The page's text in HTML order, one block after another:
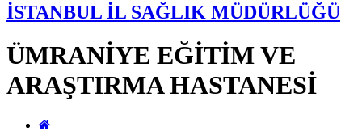
İSTANBUL İL SAĞLIK MÜDÜRLÜĞÜ
ÜMRANİYE EĞİTİM VE
ARAŞTIRMA HASTANESİ